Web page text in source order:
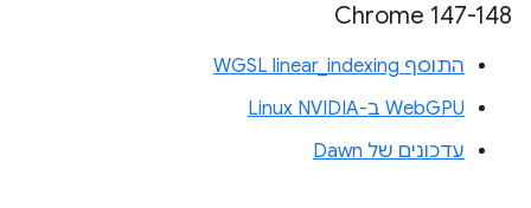
‫Chrome 147-148
התוסף WGSL linear_indexing
WebGPU ב-Linux NVIDIA
עדכונים של Dawn